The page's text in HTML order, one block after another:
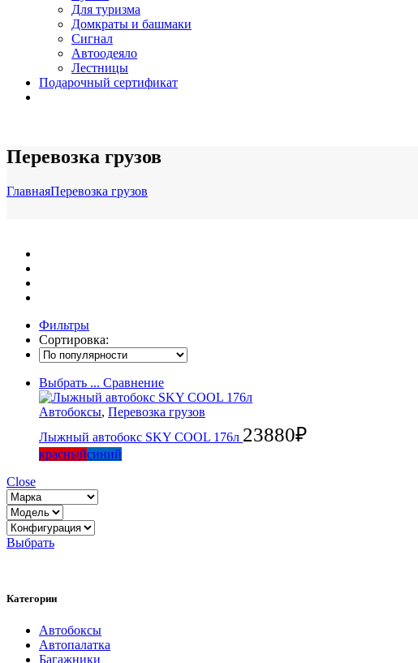
Для туризма
Домкраты и башмаки
Сигнал
Автоодеяло
Лестницы
Подарочный сертификат
Перевозка грузов
ГлавнаяПеревозка грузов
Фильтры
Сортировка:
Выбрать ... Сравнение
Автобоксы, Перевозка грузов
Лыжный автобокс SKY COOL 176л 23880₽
красныйсиний
Close
Выбрать
Категории
Автобоксы
Автопалатка
Багажники